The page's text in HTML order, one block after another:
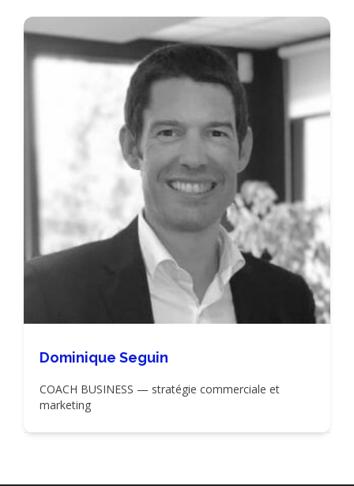
Dominique Seguin
COACH BUSINESS — stratégie commerciale et
marketing